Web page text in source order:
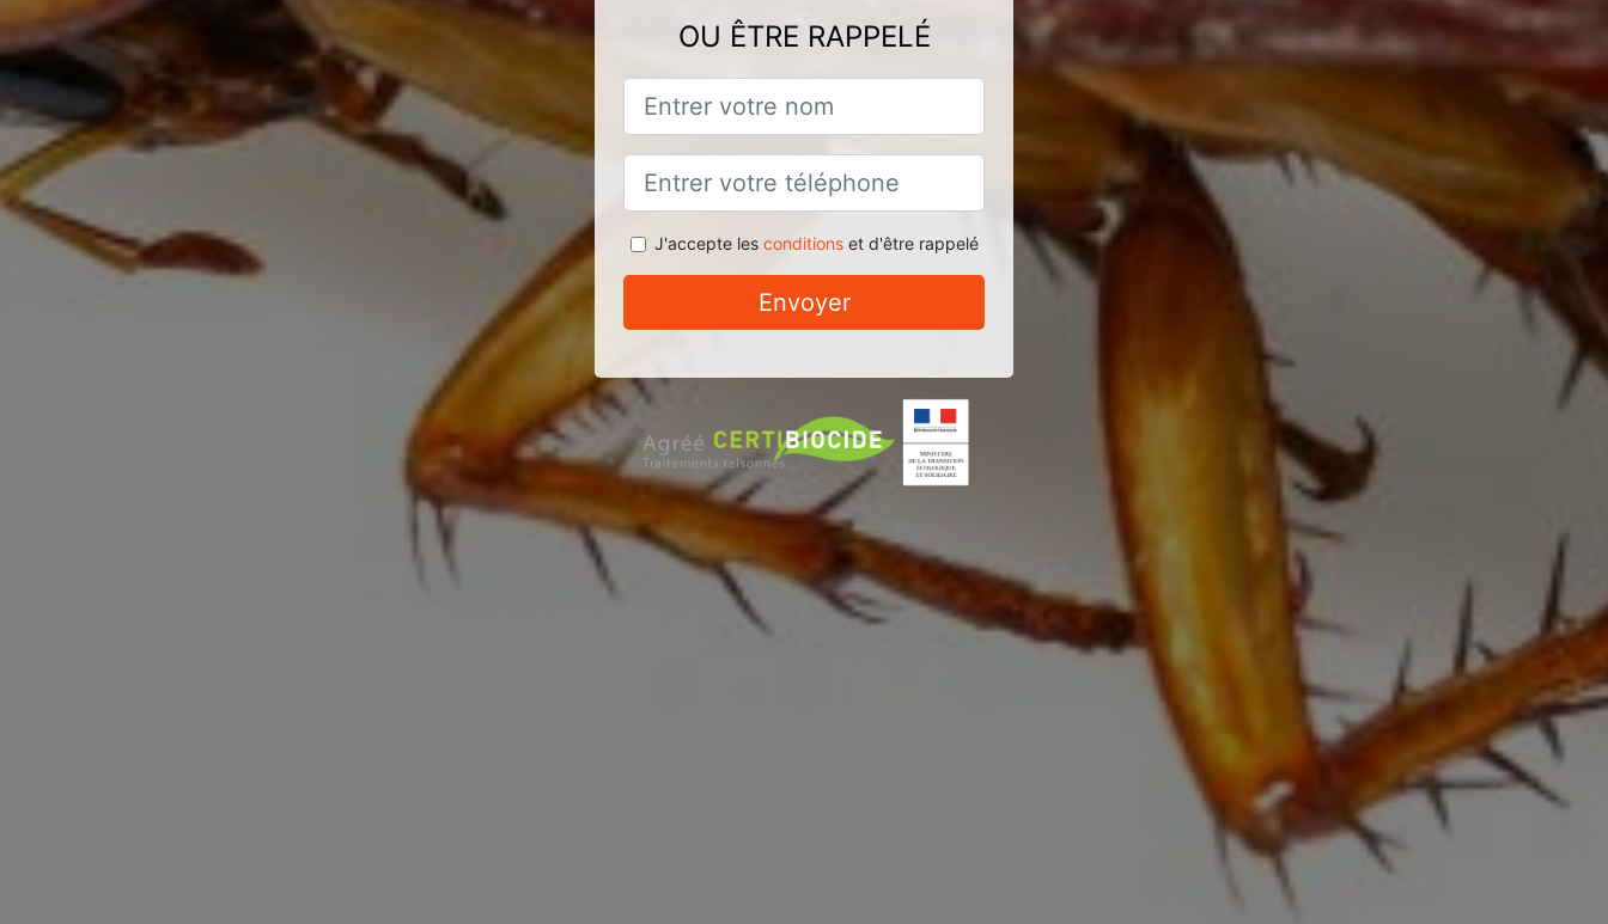
OU ÊTRE RAPPELÉ
J'accepte les conditionset d'être rappelé
Envoyer